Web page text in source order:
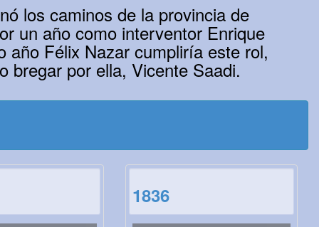
los caminos de la provincia de
un año como interventor Enrique
año Félix Nazar cumpliría este rol,
bregar por ella, Vicente Saadi.
1836